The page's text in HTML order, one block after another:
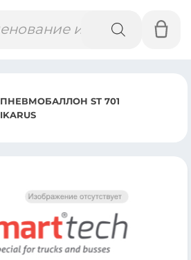
ПНЕВМОБАЛЛОН ST 701
IKARUS